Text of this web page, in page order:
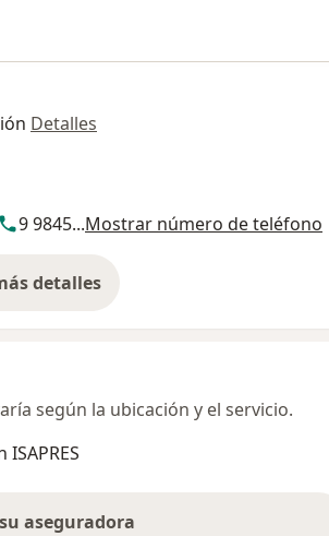
Detalles
9 9845...Mostrar número de teléfono
detalles
sobre la dirección
según la ubicación y el servicio.
aseguradora